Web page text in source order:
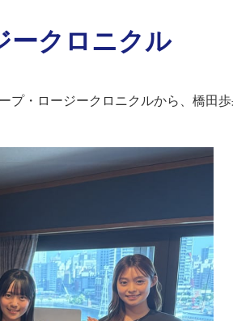
ークロニクル
プ・ロージークロニクルから、橋田